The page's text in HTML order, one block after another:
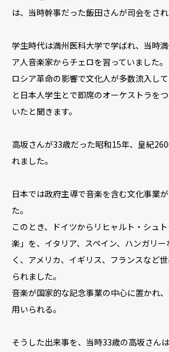
は、当時幹事だった飯田さんが司会をされ
学生時代は満州医科大学で学ばれ、当時
ア人音楽家からチェロを習っていました。
ロシア革命の影響で文化人が多数流入し
と日本人学生とで即席のオーケストラを
いたと聞きます。
高坂さんが33歳だった昭和15年、皇紀
れました。
日本では政府主導で音楽を含む文化事業
た。
このとき、ドイツからリヒャルト・シュ
楽」を、イタリア、スペイン、ハンガリ
く、アメリカ、イギリス、フランスなど
られました。
音楽が国家的な記念事業の中心に置かれ
用いられる。
そうした出来事を、当時33歳の高坂さん